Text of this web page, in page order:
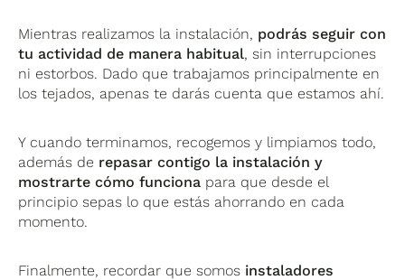
Mientras realizamos la instalación, podrás seguir con
tu actividad de manera habitual, sin interrupciones
ni estorbos. Dado que trabajamos principalmente en
los tejados, apenas te darás cuenta que estamos ahí.
Y cuando terminamos, recogemos y limpiamos todo,
además de repasar contigo la instalación y
mostrarte cómo funciona para que desde el
principio sepas lo que estás ahorrando en cada
momento.
Finalmente, recordar que somos instaladores